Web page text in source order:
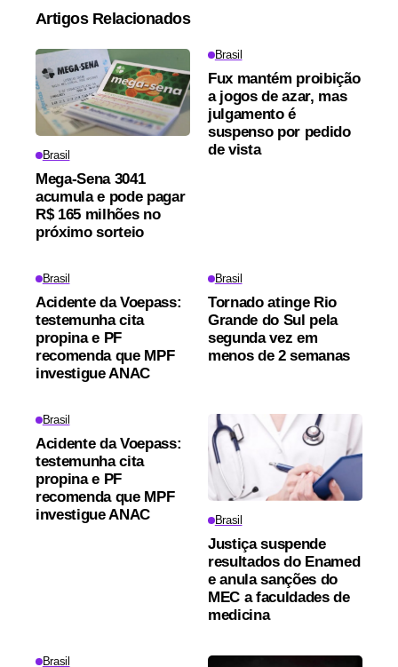
Artigos Relacionados
Brasil
Mega-Sena 3041
acumula e pode pagar
R$ 165 milhões no
próximo sorteio
Brasil
Fux mantém proibição
a jogos de azar, mas
julgamento é
suspenso por pedido
de vista
Brasil
Acidente da Voepass:
testemunha cita
propina e PF
recomenda que MPF
investigue ANAC
Brasil
Tornado atinge Rio
Grande do Sul pela
segunda vez em
menos de 2 semanas
Brasil
Acidente da Voepass:
testemunha cita
propina e PF
recomenda que MPF
investigue ANAC
Brasil
Justiça suspende
resultados do Enamed
e anula sanções do
MEC a faculdades de
medicina
Brasil